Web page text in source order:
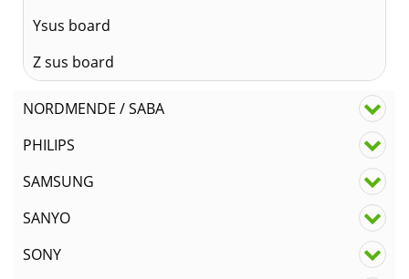
Ysus board
Z sus board
NORDMENDE / SABA
PHILIPS
SAMSUNG
SANYO
SONY